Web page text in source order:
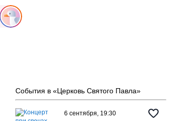
События в «Церковь Святого Павла»
6 сентября, 19:30